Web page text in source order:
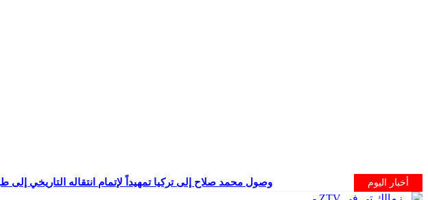
أخبار اليوم وصول محمد صلاح إلى تركيا تمهيداً لإتمام انتقاله التاريخي إلى